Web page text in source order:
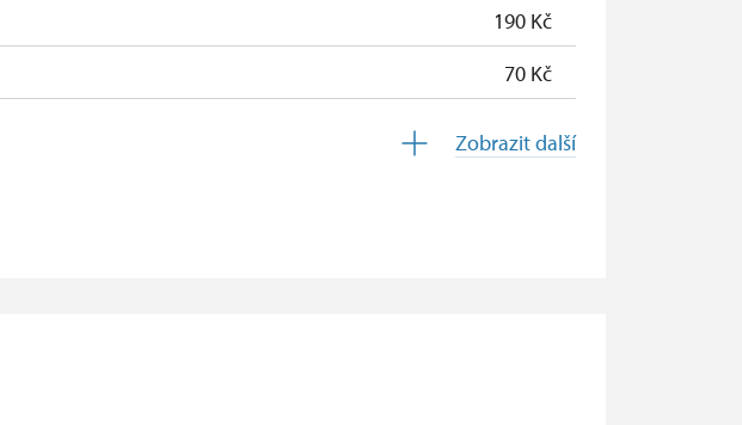
190 Kč
70 Kč
Zobrazit další